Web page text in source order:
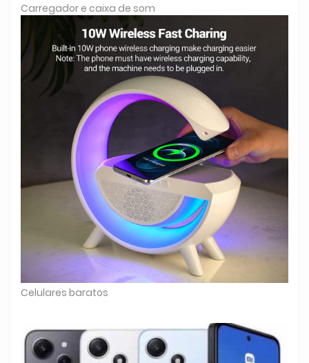
Carregador e caixa de som
Celulares baratos